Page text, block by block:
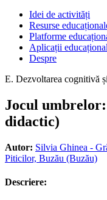
Idei de activități
Resurse
Platforme
Aplicații
Despre
E. Dezvoltarea cognitivă
Jocul
didactic)
Autor: Silvia Ghinea -
Piticilor, Buzău (Buzău)
Descriere: